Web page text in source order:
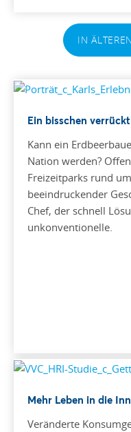
IN
Ein bisschen verrückt
Kann ein
Nation werden?
Freizeitparks rund
beeindruckender
Chef, der schnell
unkonventionelle.
Mehr Leben in die
Veränderte